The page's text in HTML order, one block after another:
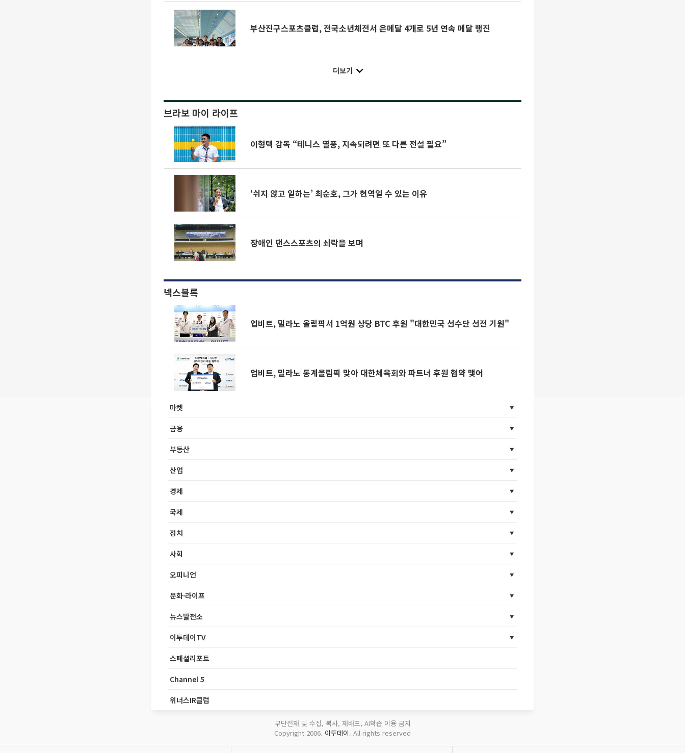
부산진구스포츠클럽, 전국소년체전서 은메달 4개로 5년 연속 메달 행진
더보기
브라보 마이 라이프
이형택 감독 “테니스 열풍, 지속되려면 또 다른 전설 필요”
‘쉬지 않고 일하는’ 최순호, 그가 현역일 수 있는 이유
장애인 댄스스포츠의 쇠락을 보며
넥스블록
업비트, 밀라노 올림픽서 1억원 상당 BTC 후원 "대한민국 선수단 선전 기원"
업비트, 밀라노 동계올림픽 맞아 대한체육회와 파트너 후원 협약 맺어
마켓
금융
부동산
산업
경제
국제
정치
사회
오피니언
문화·라이프
뉴스발전소
이투데이TV
스페셜리포트
Channel 5
위너스IR클럽
무단전재 및 수집, 복사, 재배포, AI학습 이용 금지
Copyright 2006. 이투데이. All rights reserved